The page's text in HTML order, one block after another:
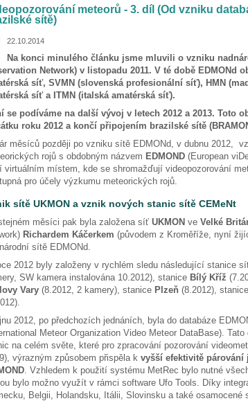
meteorů - 3. díl (Od vzniku
sítě)
22.10.2014
Na konci minulého článku jsme mluvili o vzniku
Network) v listopadu 2011. V té době EDMONd
síť, SVMN (slovenská profesionální síť), HMN
síť a ITMN (italská amatérská síť).
se podíváme na další vývoj v letech 2012 a 2013. Toto
roku 2012 a končí připojením brazilské sítě
měsíců později po vzniku sítě EDMONd, v dubnu 2012,
rojů s obdobným názvem EDMOND (European
virtuálním místem, kde se shromažďují videopozorování
pro účely výzkumu meteorických rojů.
sítě UKMON a vznik nových stanic sítě CEMeNt
měsíci pak byla založena síť UKMON ve Velké
Richardem Káčerkem (původem z Kroměříže, nyní
sítě EDMONd.
2012 byly založeny v rychlém sledu následující stanice
SW kamera instalována 10.2012), stanice Bílý Kříž
Vary (8.2012, 2 kamery), stanice Plzeň (8.2012), stanice
2012, po předchozích jednáních, byla do databáze
Meteor Organization Video Meteor DataBase).
na celém světe, které pro zpracování pozorování
výrazným způsobem přispěla k vyšší efektivitě párování
. Vzhledem k použití systému MetRec bylo nutné
bylo možno využít v rámci software Ufo Tools. Díky
Belgii, Holandsku, Itálii, Slovinsku a také osamocené